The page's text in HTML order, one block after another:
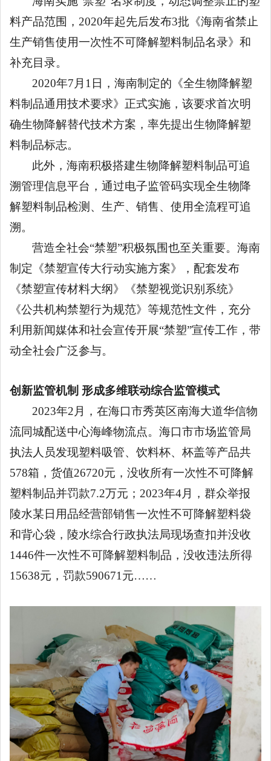
料产品范围，2020年起先后发布3批《海南省禁止
生产销售使用一次性不可降解塑料制品名录》和
补充目录。
2020年7月1日，海南制定的《全生物降解塑
料制品通用技术要求》正式实施，该要求首次明
确生物降解替代技术方案，率先提出生物降解塑
料制品标志。
此外，海南积极搭建生物降解塑料制品可追
溯管理信息平台，通过电子监管码实现全生物降
解塑料制品检测、生产、销售、使用全流程可追
溯。
营造全社会“禁塑”积极氛围也至关重要。海南
制定《禁塑宣传大行动实施方案》，配套发布
《禁塑宣传材料大纲》《禁塑视觉识别系统》
《公共机构禁塑行为规范》等规范性文件，充分
利用新闻媒体和社会宣传开展“禁塑”宣传工作，带
动全社会广泛参与。
创新监管机制 形成多维联动综合监管模式
2023年2月，在海口市秀英区南海大道华信物
流同城配送中心海峰物流点。海口市市场监管局
执法人员发现塑料吸管、饮料杯、杯盖等产品共
578箱，货值26720元，没收所有一次性不可降解
塑料制品并罚款7.2万元；2023年4月，群众举报
陵水某日用品经营部销售一次性不可降解塑料袋
和背心袋，陵水综合行政执法局现场查扣并没收
1446件一次性不可降解塑料制品，没收违法所得
15638元，罚款590671元……